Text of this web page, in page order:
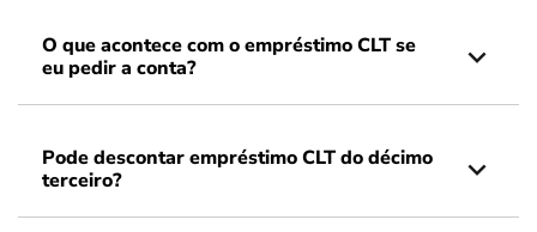
O que acontece com o empréstimo CLT se
eu pedir a conta?
Pode descontar empréstimo CLT do décimo
terceiro?